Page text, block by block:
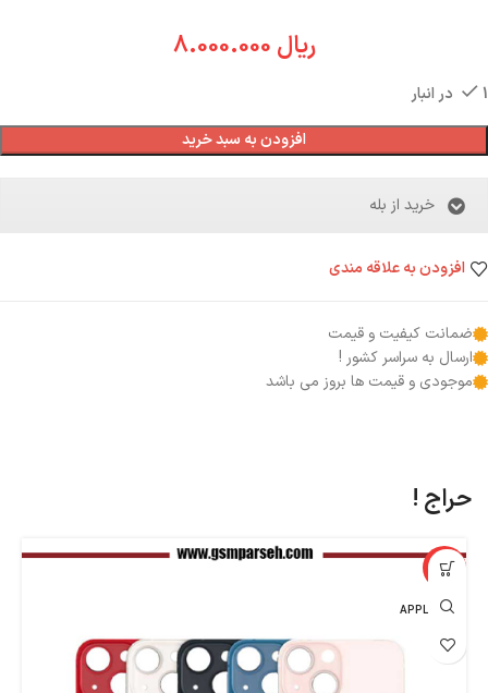
ریال
1 در انبار
افزودن به سبد خرید
خرید از بله
افزودن به علاقه مندی
ضمانت کیفیت و قیمت
ارسال به سراسر کشور !
موجودی و قیمت ها بروز می باشد
حراج !
-29%
اپل - APPLE